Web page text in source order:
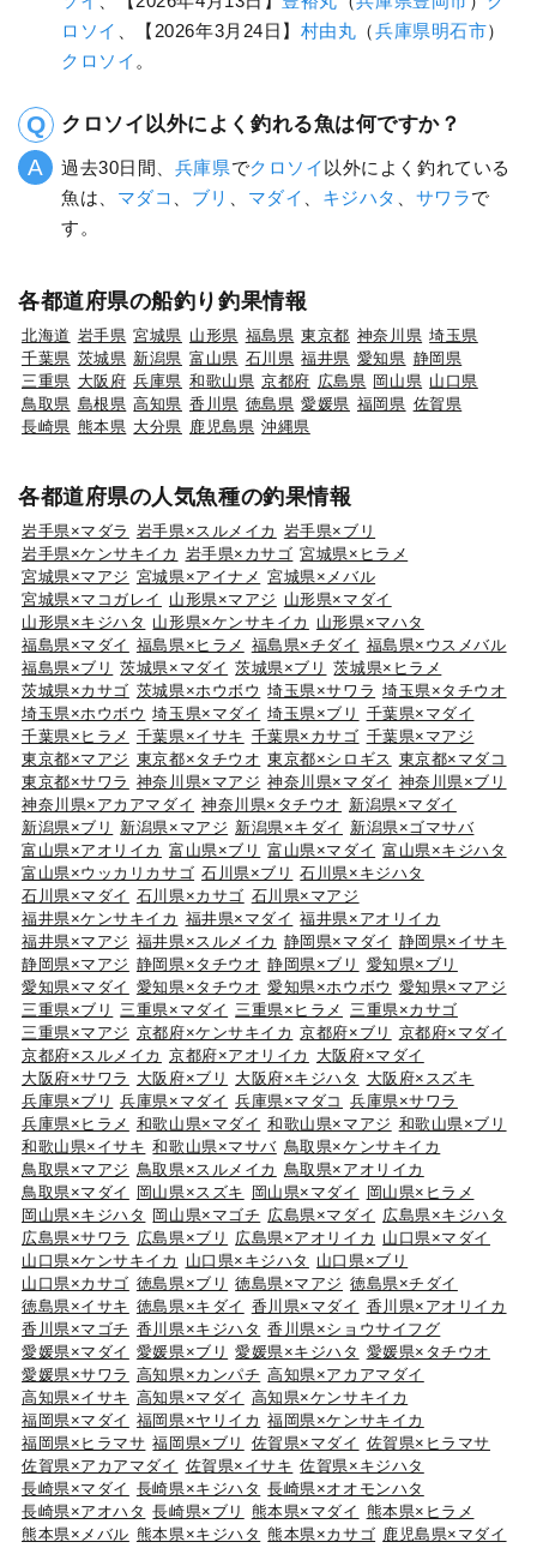
ロソイ
、【2026年3月24日】 村由丸 （兵庫県明石市）
クロソイ 。
クロソイ以外によく釣れる魚は何ですか？
過去30日間、 兵庫県でクロソイ 以外によく釣れている
魚は、 マダコ ブリ マダイ キジハタ サワラで
す。
各都道府県の船釣り釣果情報
北海道 岩手県 宮城県 山形県 福島県 東京都 神奈川県 埼玉県
千葉県 茨城県 新潟県 富山県 石川県 福井県 愛知県 静岡県
三重県 大阪府 兵庫県 和歌山県 京都府 広島県 岡山県 山口県
鳥取県 島根県 高知県 香川県 徳島県 愛媛県 福岡県 佐賀県
長崎県 熊本県 大分県 鹿児島県 沖縄県
各都道府県の人気魚種の釣果情報
岩手県×マダラ 岩手県×スルメイカ 岩手県×ブリ
岩手県×ケンサキイカ 岩手県×カサゴ 宮城県×ヒラメ
宮城県×マアジ 宮城県×アイナメ 宮城県×メバル
宮城県×マコガレイ
山形県×マアジ 山形県×マダイ
山形県×キジハタ 山形県×ケンサキイカ
山形県×マハタ
福島県×マダイ 福島県×ヒラメ 福島県×チダイ 福島県×ウスメバル
福島県×ブリ
茨城県×マダイ 茨城県×ブリ
茨城県×ヒラメ
茨城県×カサゴ 茨城県×ホウボウ 埼玉県×サワラ 埼玉県×タチウオ
埼玉県×ホウボウ 埼玉県×マダイ 埼玉県×ブリ
千葉県×マダイ
千葉県×ヒラメ 千葉県×イサキ 千葉県×カサゴ 千葉県×マアジ
東京都×マアジ 東京都×タチウオ 東京都×シロギス 東京都×マダコ
東京都×サワラ 神奈川県×マアジ 神奈川県×マダイ 神奈川県×ブリ
神奈川県×アカアマダイ 神奈川県×タチウオ 新潟県×マダイ
新潟県×ブリ
新潟県×マアジ 新潟県×キダイ
新潟県×ゴマサバ
富山県×アオリイカ 富山県×ブリ 富山県×マダイ 富山県×キジハタ
富山県×ウッカリカサゴ 石川県×ブリ
石川県×キジハタ
石川県×マダイ 石川県×カサゴ 石川県×マアジ
福井県×ケンサキイカ 福井県×マダイ 福井県×アオリイカ
福井県×マアジ 福井県×スルメイカ 静岡県×マダイ 静岡県×イサキ
静岡県×マアジ 静岡県×タチウオ 静岡県×ブリ
愛知県×ブリ
愛知県×マダイ 愛知県×タチウオ 愛知県×ホウボウ 愛知県×マアジ
三重県×ブリ
三重県×マダイ 三重県×ヒラメ
三重県×カサゴ
三重県×マアジ 京都府×ケンサキイカ 京都府×ブリ
京都府×マダイ
京都府×スルメイカ 京都府×アオリイカ
大阪府×マダイ
大阪府×サワラ
大阪府×ブリ 大阪府×キジハタ
大阪府×スズキ
兵庫県×ブリ
兵庫県×マダイ 兵庫県×マダコ
兵庫県×サワラ
兵庫県×ヒラメ 和歌山県×マダイ 和歌山県×マアジ 和歌山県×ブリ
和歌山県×イサキ 和歌山県×マサバ 鳥取県×ケンサキイカ
鳥取県×マアジ 鳥取県×スルメイカ 鳥取県×アオリイカ
鳥取県×マダイ
岡山県×スズキ 岡山県×マダイ
岡山県×ヒラメ
岡山県×キジハタ
岡山県×マゴチ 広島県×マダイ 広島県×キジハタ
広島県×サワラ
広島県×ブリ 広島県×アオリイカ 山口県×マダイ
山口県×ケンサキイカ
山口県×キジハタ
山口県×ブリ
山口県×カサゴ 徳島県×ブリ 徳島県×マアジ 徳島県×チダイ
徳島県×イサキ 徳島県×キダイ 香川県×マダイ 香川県×アオリイカ
香川県×マゴチ 香川県×キジハタ 香川県×ショウサイフグ
愛媛県×マダイ 愛媛県×ブリ 愛媛県×キジハタ 愛媛県×タチウオ
愛媛県×サワラ 高知県×カンパチ 高知県×アカアマダイ
高知県×イサキ 高知県×マダイ 高知県×ケンサキイカ
福岡県×マダイ 福岡県×ヤリイカ 福岡県×ケンサキイカ
福岡県×ヒラマサ 福岡県×ブリ 佐賀県×マダイ 佐賀県×ヒラマサ
佐賀県×アカアマダイ 佐賀県×イサキ 佐賀県×キジハタ
長崎県×マダイ 長崎県×キジハタ 長崎県×オオモンハタ
長崎県×アオハタ 長崎県×ブリ 熊本県×マダイ 熊本県×ヒラメ
熊本県×メバル 熊本県×キジハタ 熊本県×カサゴ 鹿児島県×マダイ